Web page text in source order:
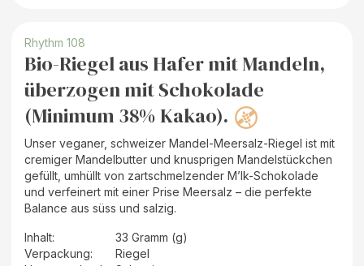
Rhythm 108
Bio-Riegel aus Hafer mit Mandeln,
überzogen mit Schokolade
(Minimum 38% Kakao).
Unser veganer, schweizer Mandel-Meersalz-Riegel ist mit
cremiger Mandelbutter und knusprigen Mandelstückchen
gefüllt, umhüllt von zartschmelzender M’lk-Schokolade
und verfeinert mit einer Prise Meersalz – die perfekte
Balance aus süss und salzig.
Inhalt:
33 Gramm (g)
Verpackung:
Riegel